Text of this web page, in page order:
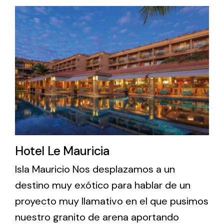
Hotel Le Mauricia
Isla Mauricio Nos desplazamos a un
destino muy exótico para hablar de un
proyecto muy llamativo en el que pusimos
nuestro granito de arena aportando